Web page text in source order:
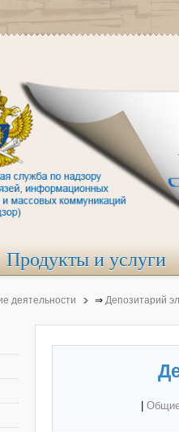
Продукты и услуги
деятельности ⇒ Депозитарий